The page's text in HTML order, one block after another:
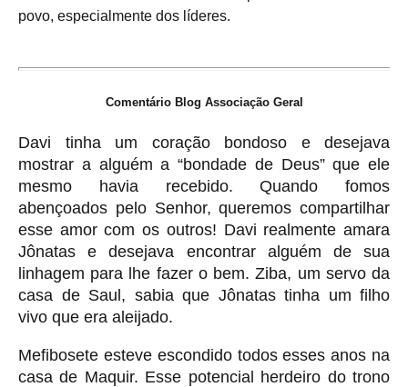
povo, especialmente dos líderes.
Comentário Blog Associação Geral
Davi tinha um coração bondoso e desejava
mostrar a alguém a “bondade de Deus” que ele
mesmo havia recebido. Quando fomos
abençoados pelo Senhor, queremos compartilhar
esse amor com os outros! Davi realmente amara
Jônatas e desejava encontrar alguém de sua
linhagem para lhe fazer o bem. Ziba, um servo da
casa de Saul, sabia que Jônatas tinha um filho
vivo que era aleijado.
Mefibosete esteve escondido todos esses anos na
casa de Maquir. Esse potencial herdeiro do trono